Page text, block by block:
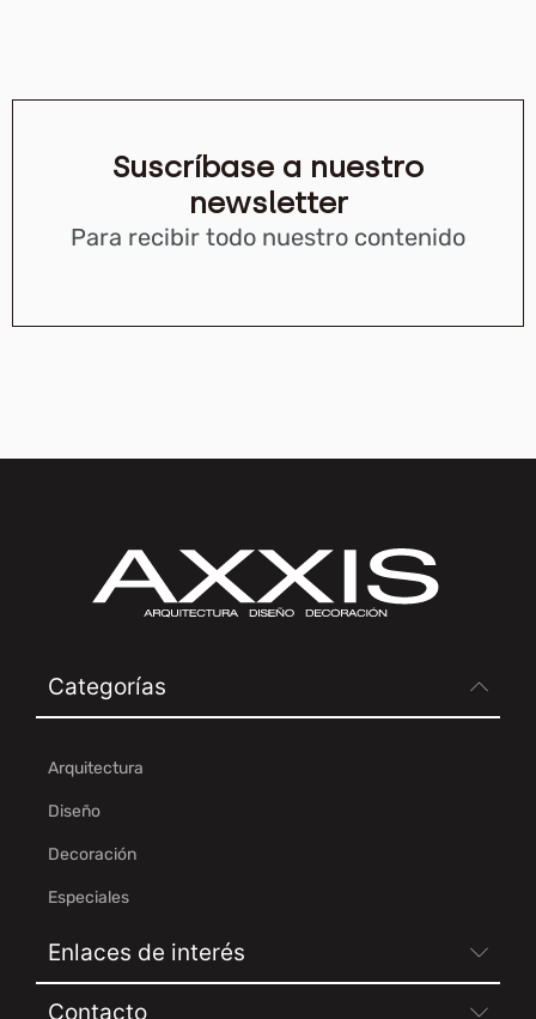
Suscríbase a nuestro
newsletter
Para recibir todo nuestro contenido
Categorías
Arquitectura
Diseño
Decoración
Especiales
Enlaces de interés
Contacto